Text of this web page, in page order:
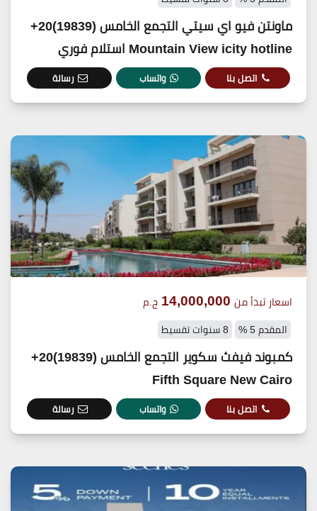
ماونتن فيو اي سيتي التجمع الخامس (19839)20+
Mountain View icity hotline استلام فوري
اتصل بنا واتساب رسالة
اسعار تبدأ من 14,000,000 ج.م
المقدم 5 % 8 سنوات تقسيط
كمبوند فيفث سكوير التجمع الخامس (19839)20+
Fifth Square New Cairo
اتصل بنا واتساب رسالة